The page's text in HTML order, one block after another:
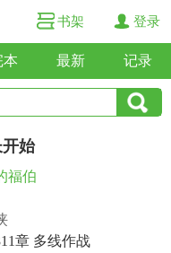
书架 登录
本 最新 记录
始
福伯
章 多线作战